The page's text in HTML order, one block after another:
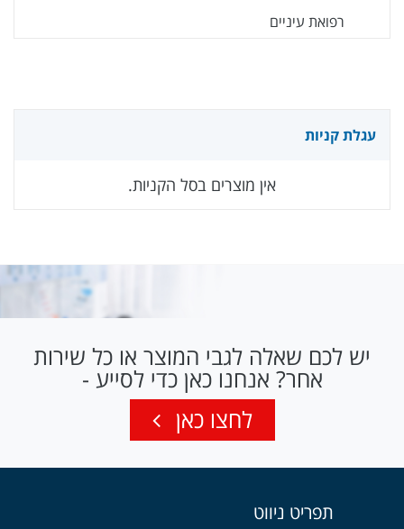
רפואת עיניים
עגלת קניות
אין מוצרים בסל הקניות.
יש לכם שאלה לגבי המוצר או כל שירות
אחר? אנחנו כאן כדי לסייע -
לחצו כאן
תפריט ניווט